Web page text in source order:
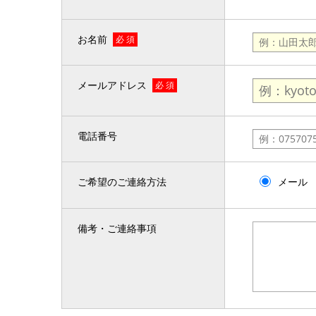
お名前 必 須
メールアドレス 必 須
電話番号
ご希望のご連絡方法 メール
備考・ご連絡事項